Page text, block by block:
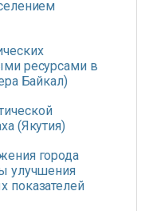
ресурсами в
Байкал)
(Якутия)
города
улучшения
показателей